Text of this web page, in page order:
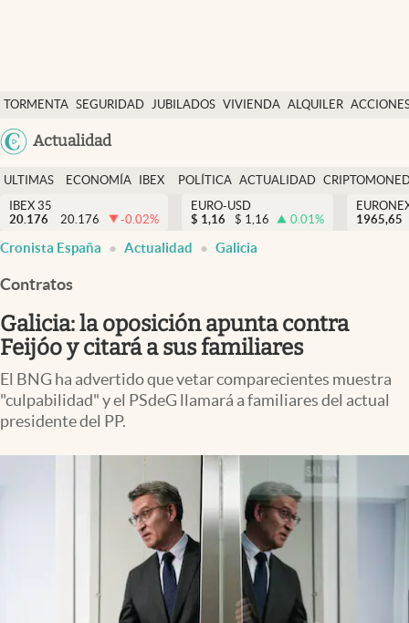
TORMENTA SEGURIDAD JUBILADOS VIVIENDA ALQUILER
USA
Actualidad
Economía y finanzas
Política
Actualidad
Criptomonedas
España
ULTIMAS
NOTICIAS
ECONOMÍA
FINANZAS
IBEX
EURO
POLÍTICA ACTUALIDAD
IBEX 35
20.176
20.176 -0.02%
EURO-USD
$ 1,16 $ 1,16 0.01%
1965,65
Cronista España Actualidad Galicia
Contratos
Galicia: la oposición apunta contra
Feijóo y citará a sus familiares
El BNG ha advertido que vetar comparecientes muestra
"culpabilidad" y el PSdeG llamará a familiares del actual
presidente del PP.